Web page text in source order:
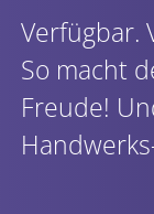
Verfügbar.
So macht
Freude!